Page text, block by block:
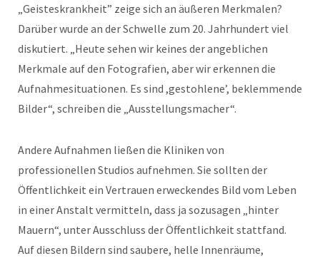
„Geisteskrankheit” zeige sich an äußeren Merkmalen?
Darüber wurde an der Schwelle zum 20. Jahrhundert viel
diskutiert. „Heute sehen wir keines der angeblichen
Merkmale auf den Fotografien, aber wir erkennen die
Aufnahmesituationen. Es sind ,gestohlene’, beklemmende
Bilder“, schreiben die „Ausstellungsmacher“.
Andere Aufnahmen ließen die Kliniken von
professionellen Studios aufnehmen. Sie sollten der
Öffentlichkeit ein Vertrauen erweckendes Bild vom Leben
in einer Anstalt vermitteln, dass ja sozusagen „hinter
Mauern“, unter Ausschluss der Öffentlichkeit stattfand.
Auf diesen Bildern sind saubere, helle Innenräume,